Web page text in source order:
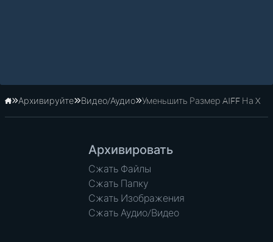
Главная
Архивируйте Видео/Аудио Уменьшить Размер AIFF На X
Архивировать
Сжать Файлы
Сжать Папку
Сжать Изображения
Сжать Аудио/Видео